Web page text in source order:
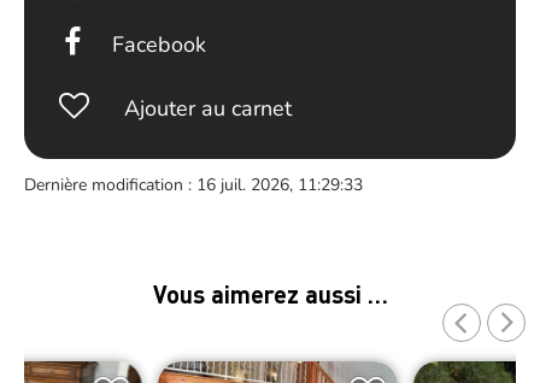
Facebook
Ajouter au carnet
Dernière modification : 16 juil. 2026, 11:29:33
Vous aimerez aussi …